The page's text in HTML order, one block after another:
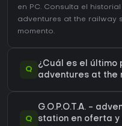
en PC. Consulta el
historial
adventures at the railway
momento.
Q
¿Cuál es el último
adventures at the
Q
G.O.P.O.T.A. -
station en oferta y